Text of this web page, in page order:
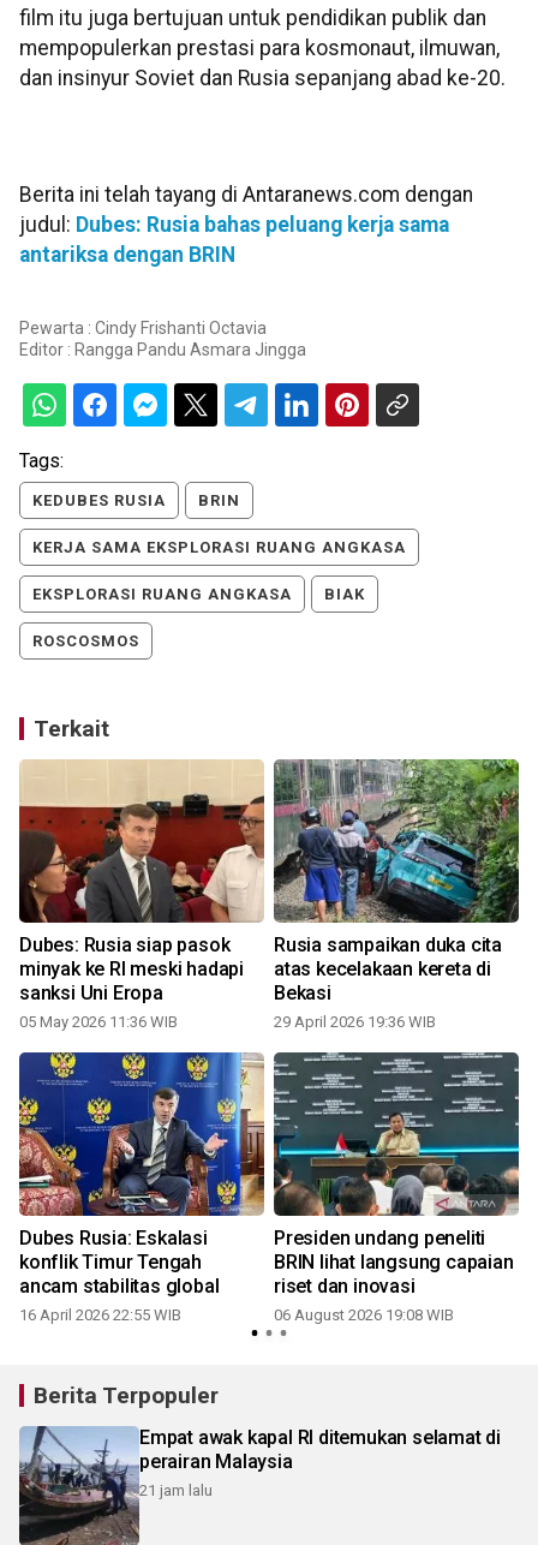
film itu juga bertujuan untuk pendidikan publik dan
mempopulerkan prestasi para kosmonaut, ilmuwan,
dan insinyur Soviet dan Rusia sepanjang abad ke-20.
Berita ini telah tayang di Antaranews.com dengan
judul: Dubes: Rusia bahas peluang kerja sama
antariksa dengan BRIN
Pewarta : Cindy Frishanti Octavia
Editor : Rangga Pandu Asmara Jingga
Tags:
KEDUBES RUSIA BRIN
KERJA SAMA EKSPLORASI RUANG ANGKASA
EKSPLORASI RUANG ANGKASA BIAK
ROSCOSMOS
Terkait
Dubes: Rusia siap pasok
minyak ke RI meski hadapi
sanksi Uni Eropa
05 May 2026 11:36 WIB
Rusia sampaikan duka cita
atas kecelakaan kereta di
Bekasi
29 April 2026 19:36 WIB
Dubes Rusia: Eskalasi
konflik Timur Tengah
ancam stabilitas global
16 April 2026 22:55 WIB
Presiden undang peneliti
BRIN lihat langsung capaian
riset dan inovasi
06 August 2026 19:08 WIB
Berita Terpopuler
Empat awak kapal RI ditemukan selamat di
perairan Malaysia
21 jam lalu